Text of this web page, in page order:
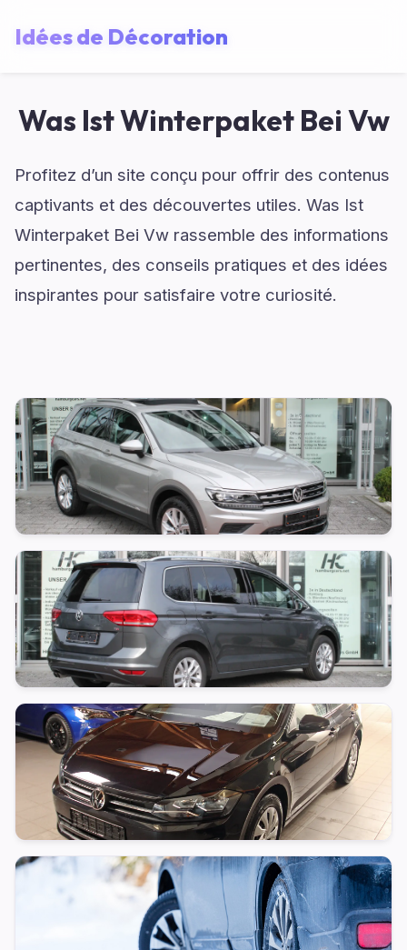
Idées de Décoration
Was Ist Winterpaket Bei Vw
Profitez d’un site conçu pour offrir des contenus
captivants et des découvertes utiles. Was Ist
Winterpaket Bei Vw rassemble des informations
pertinentes, des conseils pratiques et des idées
inspirantes pour satisfaire votre curiosité.